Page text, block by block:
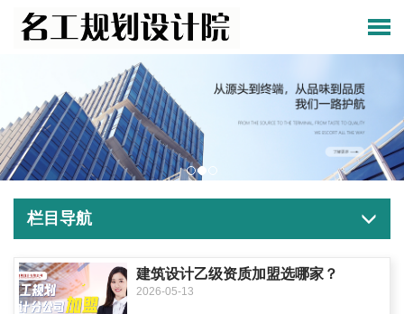
栏目导航
建筑设计乙级资质加盟选哪家？
2026-05-13